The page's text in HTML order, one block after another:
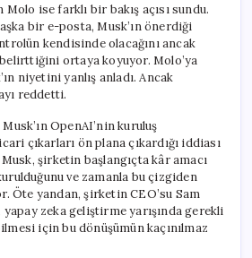
Molo ise farklı bir bakış açısı sundu.
bir e-posta, Musk’ın önerdiği
kendisinde olacağını ancak
ortaya koyuyor. Molo’ya
niyetini yanlış anladı. Ancak
reddetti.
OpenAI’nin kuruluş
çıkarları ön plana çıkardığı iddiası
şirketin başlangıçta kâr amacı
ve zamanla bu çizgiden
Öte yandan, şirketin CEO’su Sam
zeka geliştirme yarışında gerekli
için bu dönüşümün kaçınılmaz